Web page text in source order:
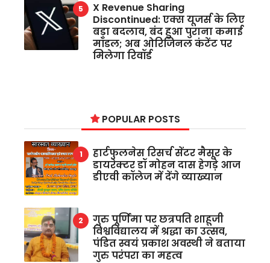
X Revenue Sharing
Discontinued: एक्स यूजर्स के लिए
बड़ा बदलाव, बंद हुआ पुराना कमाई
मॉडल; अब ओरिजिनल कंटेंट पर
मिलेगा रिवॉर्ड
POPULAR POSTS
हार्टफुलनेस रिसर्च सेंटर मैसूर के
डायरेक्टर डॉ मोहन दास हेगड़े आज
डीएवी कॉलेज में देंगे व्याख्यान
गुरु पूर्णिमा पर छत्रपति शाहूजी
विश्वविद्यालय में श्रद्धा का उत्सव,
पंडित स्वयं प्रकाश अवस्थी ने बताया
गुरु परंपरा का महत्व